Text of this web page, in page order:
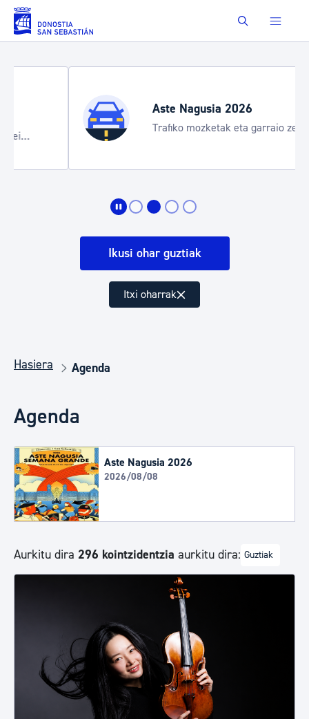
Eduki nagusira joan Buscar
Aste Nagusia 2026
Trafiko mozketak eta garraio zerbitzu
bereziak
Ikusi ohar guztiak
Itxi oharrak
Hasiera Agenda
Agenda
Aste Nagusia 2026
2026/08/08
Aurkitu dira 296 kointzidentzia aurkitu dira: Guztiak